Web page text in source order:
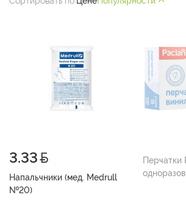
3.33
Напальчники (мед. Medrull
№20)
Перчатки